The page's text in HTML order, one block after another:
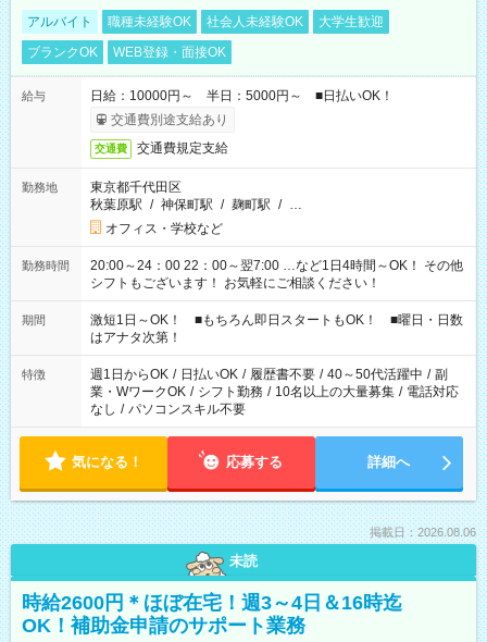
アルバイト 職種未経験OK 社会人未経験OK
大学生歓迎
ブランクOK
WEB登録・面接OK
給与
日給：10000円～ 半日：5000円～ ■日払いOK！
交通費別途支給あり
交通費 交通費規定支給
勤務地
東京都千代田区
秋葉原駅 / 神保町駅 / 麹町駅 / …
オフィス・学校など
勤務時間
20:00～24：00 22：00～翌7:00 …など1日4時間～OK！ その他
シフトもございます！ お気軽にご相談ください！
期間
激短1日～OK！ ■もちろん即日スタートもOK！ ■曜日・日数
はアナタ次第！
特徴 週1日からOK / 日払いOK / 履歴書不要 / 40～50代活躍中 / 副
業・WワークOK / シフト勤務 / 10名以上の大量募集 / 電話対応
なし / パソコンスキル不要
気になる！ 応募する 詳細へ
掲載日：2026.08.06
未読
時給2600円＊ほぼ在宅！週3～4日＆16時迄
OK！補助金申請のサポート業務